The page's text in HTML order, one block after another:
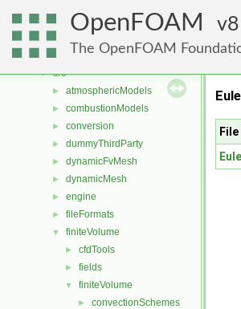
OpenFOAM 8
The OpenFOAM
▼ File List
► applications
▼ src
► atmosphericModels
► combustionModels
► conversion
► dummyThirdParty
► dynamicFvMesh
► dynamicMesh
► engine
► fileFormats
▼ finiteVolume
► cfdTools
► fields
▼ finiteVolume
► convectionSchemes